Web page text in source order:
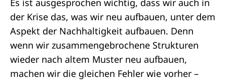
Es ist ausgesprochen wichtig, dass wir auch in
der Krise das, was wir neu aufbauen, unter dem
Aspekt der Nachhaltigkeit aufbauen. Denn
wenn wir zusammengebrochene Strukturen
wieder nach altem Muster neu aufbauen,
machen wir die gleichen Fehler wie vorher –